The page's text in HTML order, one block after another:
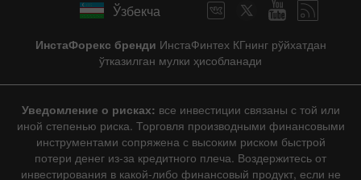
Ўзбекча
ИнстаФорекс бренди ИнстаФинтех КГнинг рўйхатдан
ўтказилган мулки ҳисобланади
Уведомление о рисках: все инвестиции связаны с той или
иной степенью риска. Торговля производными финансовыми
инструментами сопряжена с высоким риском быстрой
потери денег из-за кредитного плеча. Воздержитесь от
инвестирования в какой-либо финансовый продукт, если не